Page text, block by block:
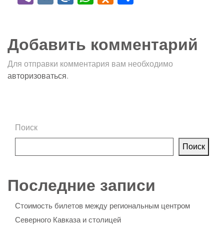
Добавить комментарий
Для отправки комментария вам необходимо
авторизоваться.
Поиск
Поиск
Последние записи
Стоимость билетов между региональным центром
Северного Кавказа и столицей